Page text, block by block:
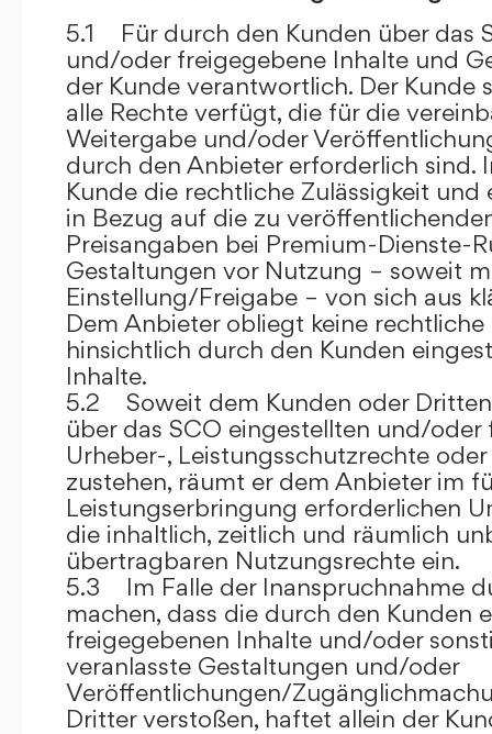
5.1 Für durch den Kunden über das
und/oder freigegebene Inhalte und
der Kunde verantwortlich. Der Kunde
alle Rechte verfügt, die für die
Weitergabe und/oder
durch den Anbieter erforderlich sind.
Kunde die rechtliche Zulässigkeit
in Bezug auf die zu
Preisangaben bei Premium-Dienste-
Gestaltungen vor Nutzung – soweit
Einstellung/Freigabe – von sich aus
Dem Anbieter obliegt keine
hinsichtlich durch den Kunden
Inhalte.
5.2 Soweit dem Kunden oder
über das SCO eingestellten und/
Urheber-, Leistungsschutzrechte
zustehen, räumt er dem Anbieter im
Leistungserbringung erforderlichen
die inhaltlich, zeitlich und räumlich
übertragbaren Nutzungsrechte ein.
5.3 Im Falle der Inanspruchnahme
machen, dass die durch den Kunden
freigegebenen Inhalte und/oder
veranlasste Gestaltungen und/oder
Veröffentlichungen/
Dritter verstoßen, haftet allein der